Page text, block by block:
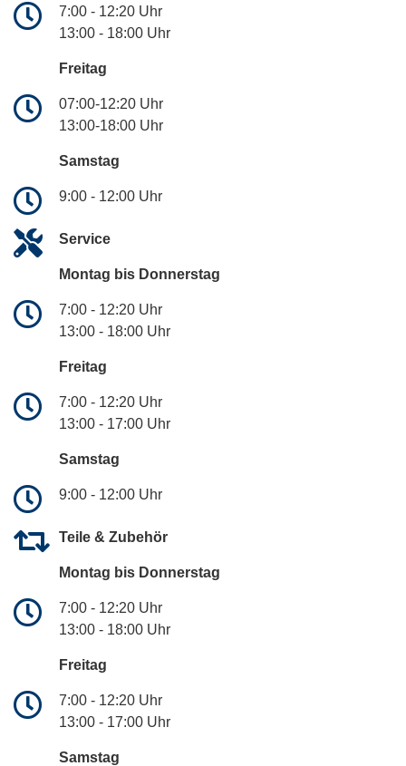
7:00 - 12:20 Uhr
13:00 - 18:00 Uhr
Freitag
07:00-12:20 Uhr
13:00-18:00 Uhr
Samstag
9:00 - 12:00 Uhr
Service
Montag bis Donnerstag
7:00 - 12:20 Uhr
13:00 - 18:00 Uhr
Freitag
7:00 - 12:20 Uhr
13:00 - 17:00 Uhr
Samstag
9:00 - 12:00 Uhr
Teile & Zubehör
Montag bis Donnerstag
7:00 - 12:20 Uhr
13:00 - 18:00 Uhr
Freitag
7:00 - 12:20 Uhr
13:00 - 17:00 Uhr
Samstag